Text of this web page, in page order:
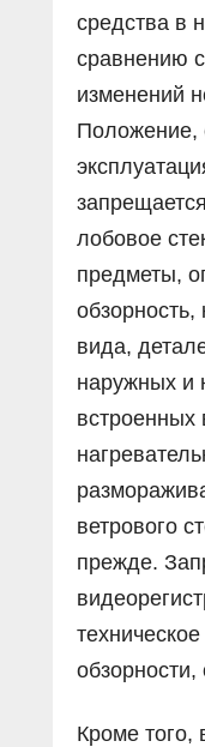
средства в
сравнению
изменений
Положение,
лобовое
предметы,
обзорность,
вида,
наружных и
встроенных
ветрового
прежде.
Кроме того,